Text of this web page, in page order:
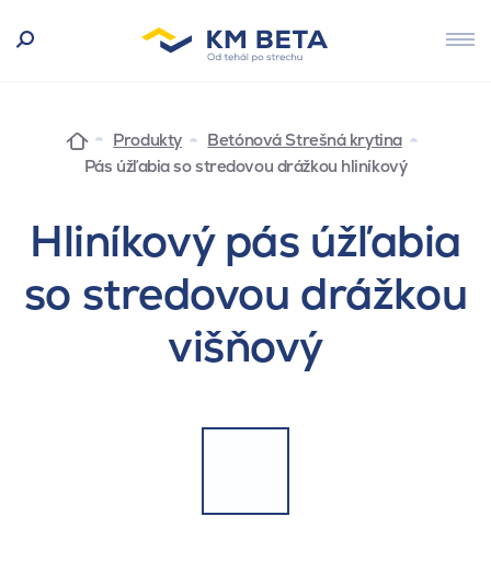
Produkty
Betónová Strešná krytina
Pás úžľabia so stredovou drážkou hliníkový
Hliníkový pás úžľabia
so stredovou drážkou
višňový